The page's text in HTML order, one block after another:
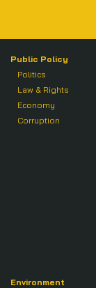
Public Policy
Politics
Law & Rights
Economy
Corruption
Environment